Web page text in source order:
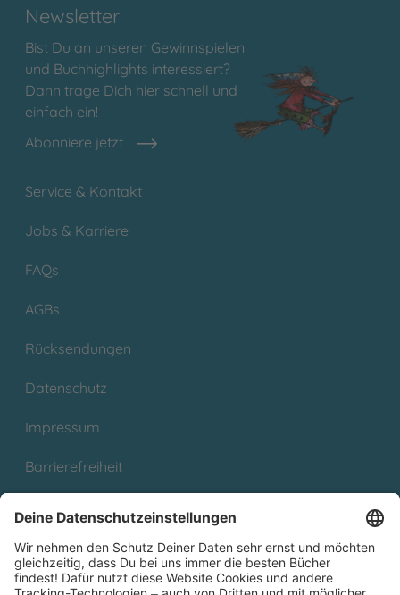
Newsletter
Bist Du an unseren Gewinnspielen
und Buchhighlights interessiert?
Dann trage Dich hier schnell und
einfach ein!
Abonniere jetzt
Service & Kontakt
Jobs & Karriere
FAQs
AGBs
Rücksendungen
Datenschutz
Impressum
Barrierefreiheit
Partnerprogramm (Affiliate)